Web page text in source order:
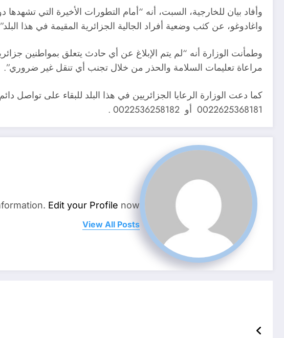
وأفاد بيان للخارجية، السبت، أنه “أمام التطورات الأخيرة التي تشهدها
واغادوغو، عن كثب وضعية أفراد الجالية الجزائرية المقيمة في هذا
وطمأنت الوزارة أنه “لم يتم الإبلاغ عن أي حادث يتعلق بمواطنين
مراعاة تعليمات السلامة والحذر من خلال تجنب أي تنقل غير ضروري”.
كما دعت الوزارة الرعايا الجزائريين في هذا البلد للبقاء على
0022625368181 أو 0022536258182 .
Edit your Profile now.
View All Posts